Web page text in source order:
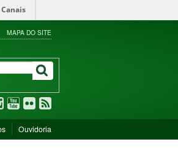
Canais
MAPA DO SITE
Ouvidoria